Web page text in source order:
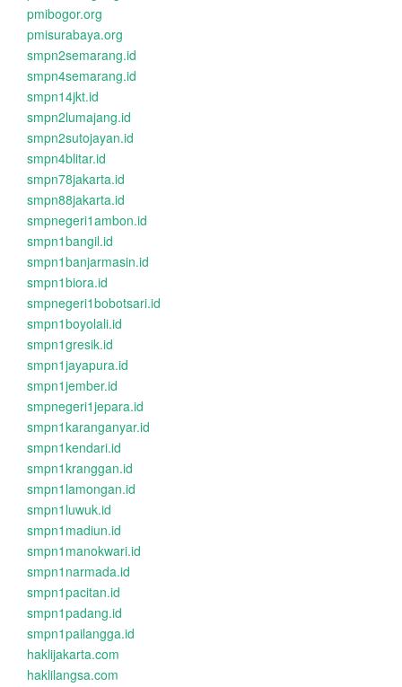
pmibogor.org
pmisurabaya.org
smpn2semarang.id
smpn4semarang.id
smpn14jkt.id
smpn2lumajang.id
smpn2sutojayan.id
smpn4blitar.id
smpn78jakarta.id
smpn88jakarta.id
smpnegeri1ambon.id
smpn1bangil.id
smpn1banjarmasin.id
smpn1biora.id
smpnegeri1bobotsari.id
smpn1boyolali.id
smpn1gresik.id
smpn1jayapura.id
smpn1jember.id
smpnegeri1jepara.id
smpn1karanganyar.id
smpn1kendari.id
smpn1kranggan.id
smpn1lamongan.id
smpn1luwuk.id
smpn1madiun.id
smpn1manokwari.id
smpn1narmada.id
smpn1pacitan.id
smpn1padang.id
smpn1pailangga.id
haklijakarta.com
haklilangsa.com